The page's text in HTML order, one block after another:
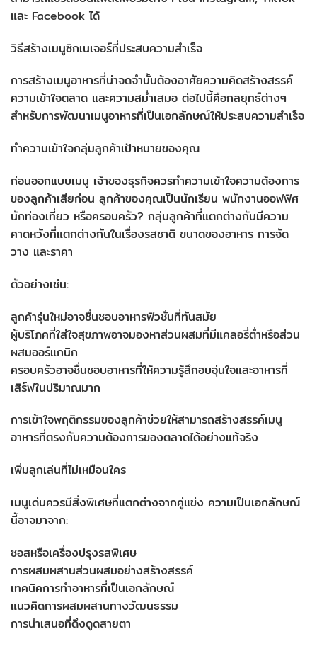
และ Facebook ได้
วิธีสร้างเมนูซิกเนเจอร์ที่ประสบความสำเร็จ
การสร้างเมนูอาหารที่น่าจดจำนั้นต้องอาศัยความคิดสร้างสรรค์
ความเข้าใจตลาด และความสม่ำเสมอ ต่อไปนี้คือกลยุทธ์ต่างๆ
สำหรับการพัฒนาเมนูอาหารที่เป็นเอกลักษณ์ให้ประสบความสำเร็จ
ทำความเข้าใจกลุ่มลูกค้าเป้าหมายของคุณ
ก่อนออกแบบเมนู เจ้าของธุรกิจควรทำความเข้าใจความต้องการ
ของลูกค้าเสียก่อน ลูกค้าของคุณเป็นนักเรียน พนักงานออฟฟิศ
นักท่องเที่ยว หรือครอบครัว? กลุ่มลูกค้าที่แตกต่างกันมีความ
คาดหวังที่แตกต่างกันในเรื่องรสชาติ ขนาดของอาหาร การจัด
วาง และราคา
ตัวอย่างเช่น:
ลูกค้ารุ่นใหม่อาจชื่นชอบอาหารฟิวชั่นที่ทันสมัย
ผู้บริโภคที่ใส่ใจสุขภาพอาจมองหาส่วนผสมที่มีแคลอรี่ต่ำหรือส่วน
ผสมออร์แกนิก
ครอบครัวอาจชื่นชอบอาหารที่ให้ความรู้สึกอบอุ่นใจและอาหารที่
เสิร์ฟในปริมาณมาก
การเข้าใจพฤติกรรมของลูกค้าช่วยให้สามารถสร้างสรรค์เมนู
อาหารที่ตรงกับความต้องการของตลาดได้อย่างแท้จริง
เพิ่มลูกเล่นที่ไม่เหมือนใคร
เมนูเด่นควรมีสิ่งพิเศษที่แตกต่างจากคู่แข่ง ความเป็นเอกลักษณ์
นี้อาจมาจาก:
ซอสหรือเครื่องปรุงรสพิเศษ
การผสมผสานส่วนผสมอย่างสร้างสรรค์
เทคนิคการทำอาหารที่เป็นเอกลักษณ์
แนวคิดการผสมผสานทางวัฒนธรรม
การนำเสนอที่ดึงดูดสายตา